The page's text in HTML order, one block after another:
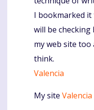
I bookmarked
will be checking
my web site
think.
Valencia
My site Valencia